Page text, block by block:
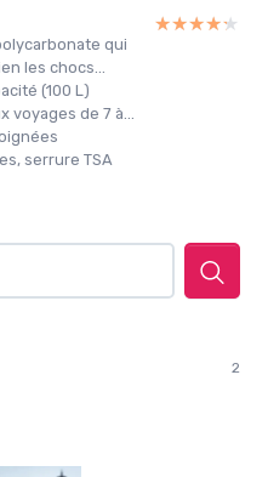
qui
les chocs...
(100 L)
voyages de 7 à...
serrure TSA
★★★★★
★★★★★
2